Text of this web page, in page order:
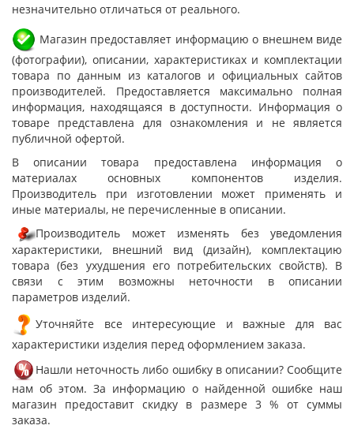
незначительно отличаться от реального.
Магазин предоставляет информацию о внешнем виде
(фотографии), описании, характеристиках и комплектации
товара по данным из каталогов и официальных сайтов
производителей. Предоставляется максимально полная
информация, находящаяся в доступности. Информация о
товаре представлена для ознакомления и не является
публичной офертой.
В описании товара предоставлена информация о
материалах основных компонентов изделия.
Производитель при изготовлении может применять и
иные материалы, не перечисленные в описании.
Производитель может изменять без уведомления
характеристики, внешний вид (дизайн), комплектацию
товара (без ухудшения его потребительских свойств). В
связи с этим возможны неточности в описании
параметров изделий.
Уточняйте все интересующие и важные для вас
характеристики изделия перед оформлением заказа.
Нашли неточность либо ошибку в описании? Сообщите
нам об этом. За информацию о найденной ошибке наш
магазин предоставит скидку в размере 3 % от суммы
заказа.